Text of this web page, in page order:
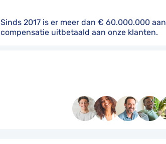
Sinds 2017 is er meer dan € 60.000.000 aan
compensatie uitbetaald aan onze klanten.